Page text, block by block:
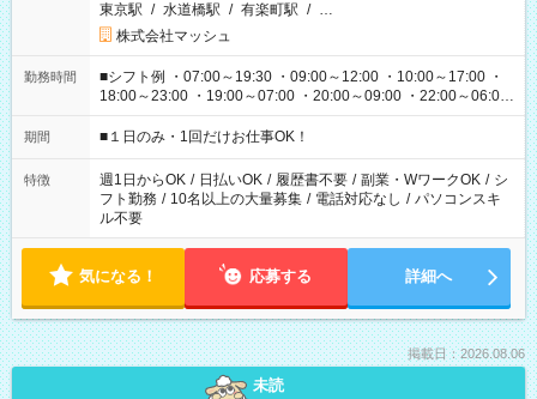
東京駅 / 水道橋駅 / 有楽町駅 / …
株式会社マッシュ
勤務時間
■シフト例 ・07:00～19:30 ・09:00～12:00 ・10:00～17:00 ・
18:00～23:00 ・19:00～07:00 ・20:00～09:00 ・22:00～06:00
etc ★最短で3時間で5,120円のお仕事から 15時間で2万円近く稼
げるお仕事も！ ご希望のお時間に合わせてご紹介！ ※シフトは
ください！
期間 ■１日のみ・1回だけお仕事OK！
特徴 週1日からOK / 日払いOK / 履歴書不要 / 副業・WワークOK / シ
フト勤務 / 10名以上の大量募集 / 電話対応なし / パソコンスキ
ル不要
気になる！ 応募する 詳細へ
掲載日：2026.08.06
未読